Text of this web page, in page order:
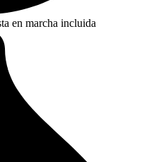
en marcha incluida